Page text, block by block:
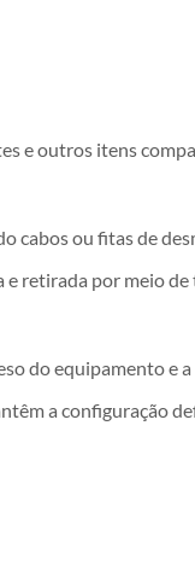
e outros itens
cabos ou fitas de
retirada por meio
do equipamento e
a configuração